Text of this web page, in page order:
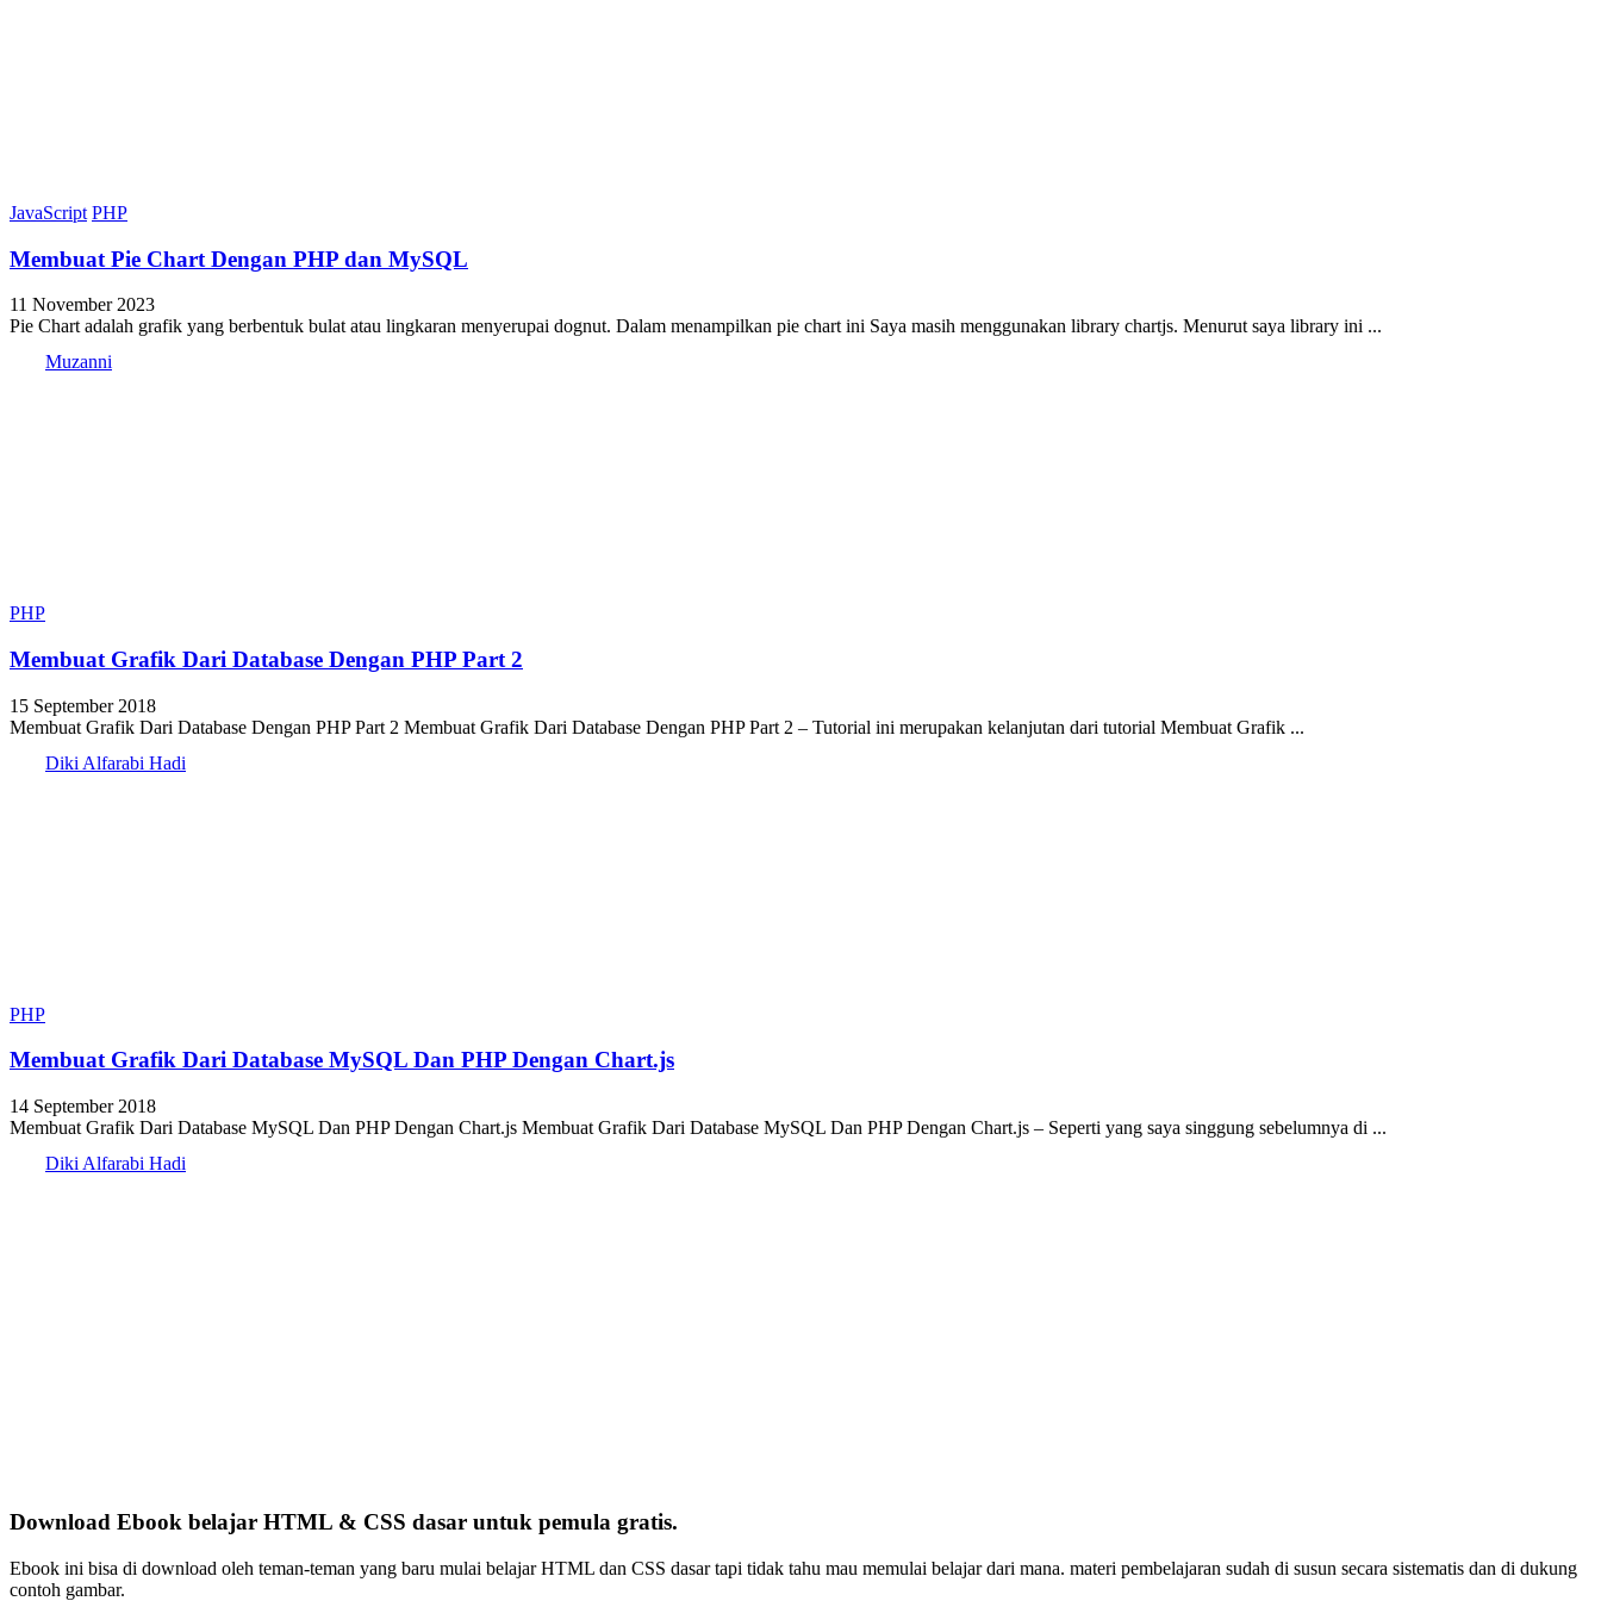
JavaScript PHP
Membuat Pie Chart Dengan PHP dan MySQL
11 November 2023
Pie Chart adalah grafik yang berbentuk bulat atau lingkaran menyerupai dognut. Dalam menampilkan pie chart ini Saya masih menggunakan library chartjs. Menurut saya library ini ...
Muzanni
PHP
Membuat Grafik Dari Database Dengan PHP Part 2
15 September 2018
Membuat Grafik Dari Database Dengan PHP Part 2 Membuat Grafik Dari Database Dengan PHP Part 2 – Tutorial ini merupakan kelanjutan dari tutorial Membuat Grafik ...
Diki Alfarabi Hadi
PHP
Membuat Grafik Dari Database MySQL Dan PHP Dengan Chart.js
14 September 2018
Membuat Grafik Dari Database MySQL Dan PHP Dengan Chart.js Membuat Grafik Dari Database MySQL Dan PHP Dengan Chart.js – Seperti yang saya singgung sebelumnya di ...
Diki Alfarabi Hadi
Download Ebook belajar HTML & CSS dasar untuk pemula gratis.
Ebook ini bisa di download oleh teman-teman yang baru mulai belajar HTML dan CSS dasar tapi tidak tahu mau memulai belajar dari mana. materi pembelajaran sudah di susun secara sistematis dan di dukung
contoh gambar.